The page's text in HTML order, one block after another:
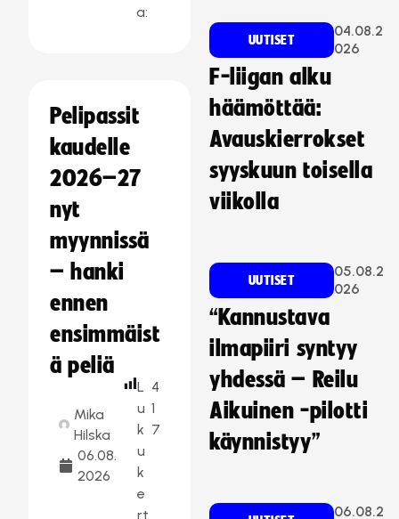
a:
Pelipassit
kaudelle
2026–27
nyt
myynnissä
– hanki
ennen
ensimmäist
ä peliä
Mika
Hilska
06.08.
2026
L
u
k
u
k
e
rt
4
1
7
UUTISET
04.08.2
026
F-liigan alku
häämöttää:
Avauskierrokset
syyskuun toisella
viikolla
UUTISET
05.08.2
026
“Kannustava
ilmapiiri syntyy
yhdessä – Reilu
Aikuinen -pilotti
käynnistyy”
06.08.2